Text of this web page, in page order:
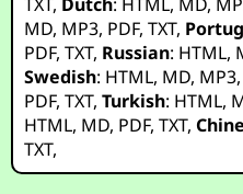
MD, MP3, PDF,TXT,
PDF,TXT, Russian: HTML,
Swedish: HTML, MD, MP3,
PDF,TXT,Turkish: HTML,
HTML, MD, PDF,TXT,
TXT,